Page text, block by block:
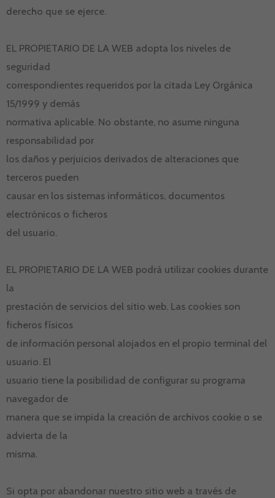
derecho que se ejerce.
EL PROPIETARIO DE LA WEB adopta los niveles de
seguridad
correspondientes requeridos por la citada Ley Orgánica
15/1999 y demás
normativa aplicable. No obstante, no asume ninguna
responsabilidad por
los daños y perjuicios derivados de alteraciones que
terceros pueden
causar en los sistemas informáticos, documentos
electrónicos o ficheros
del usuario.
EL PROPIETARIO DE LA WEB podrá utilizar cookies durante
la
prestación de servicios del sitio web. Las cookies son
ficheros físicos
de información personal alojados en el propio terminal del
usuario. El
usuario tiene la posibilidad de configurar su programa
navegador de
manera que se impida la creación de archivos cookie o se
advierta de la
misma.
Si opta por abandonar nuestro sitio web a través de